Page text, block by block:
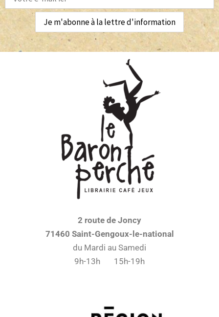
2 route de Joncy
71460 Saint-Gengoux-le-national
du Mardi au Samedi
9h-13h 15h-19h